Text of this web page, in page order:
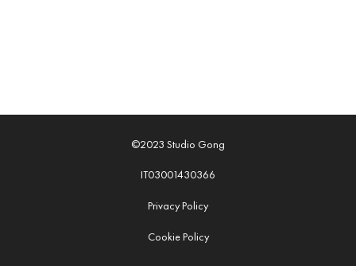
©2023 Studio Gong
IT03001430366
Privacy Policy
Cookie Policy